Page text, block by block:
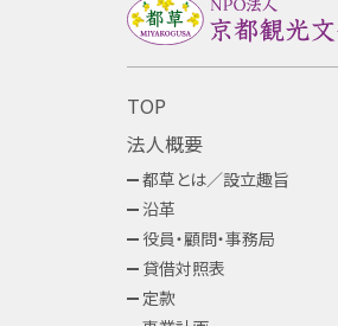
TOP
法人概要
都草とは／設立趣旨
沿革
役員・顧問・事務局
貸借対照表
定款